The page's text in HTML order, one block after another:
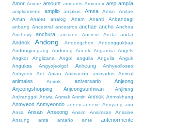
Amor Amore amount amounts Amourex amp amplia
ampliamente amplio amplios Amsa Amso
Amtae
Amun
Anales analog Anam Ananti
Anbandegi
anbang Ancestral ancestros anchae ancho Anchoa
Anchovy
anchura anciano Ancient Ancla andar
Andeok Andong Andongchon
Andonggukbap
Andongjungang
Andonog Aneuk Angamsa
Angels
Angkor
Anglicana Angol anguila Anguila
Anguk
Anguksa
Angyojeolgol Anheung
Anhyeolloseo
Anhyeon
Ani Anian Animación animados Animal
animales Anirok aniversario
Anjeong
Anjeongshopping
Anjeongsunhwan
Anjirang
Anjiranggol Anjwa Anmak Anmin Anmok Anmokhang
Anmyeon Anmyeondo annex annexe Annyang ano
Ansa
Ansan Anseong Ansim Ansimsan
Anssine
Ansung
anta antaño ante anteriormente